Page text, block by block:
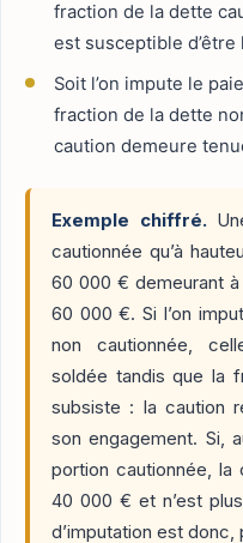
fraction de la dette
est susceptible
Soit l’on impute le
fraction de la dette
caution demeure
Exemple chiffré.
cautionnée qu’à
60 000 € demeurant
60 000 €. Si l’on
non cautionnée,
soldée tandis que la
subsiste : la caution
son engagement. Si,
portion cautionnée,
40 000 € et n’est
d’imputation est donc,